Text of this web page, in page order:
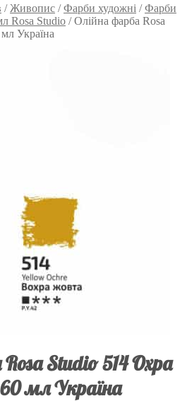
/Живопис /Фарби художні /Фарби
Rosa Studio /Олійна фарба Rosa
Україна
Studio 514 Охра
мл Україна